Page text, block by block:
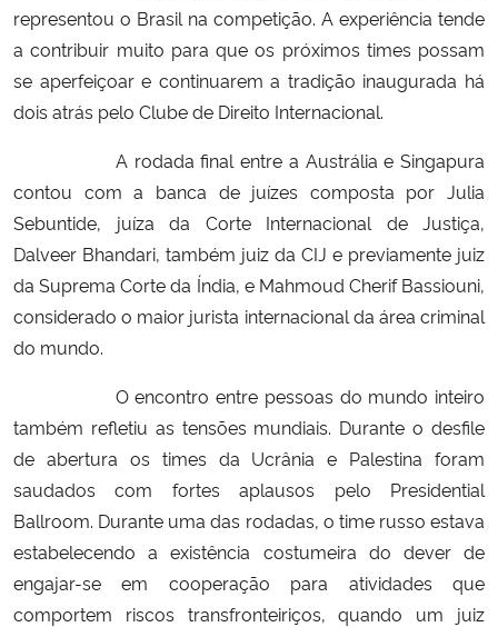
representou o Brasil na competição. A experiência tende
a contribuir muito para que os próximos times possam
se aperfeiçoar e continuarem a tradição inaugurada há
dois atrás pelo Clube de Direito Internacional.
A rodada final entre a Austrália e Singapura
contou com a banca de juízes composta por Julia
Sebuntide, juíza da Corte Internacional de Justiça,
Dalveer Bhandari, também juiz da CIJ e previamente juiz
da Suprema Corte da Índia, e Mahmoud Cherif Bassiouni,
considerado o maior jurista internacional da área criminal
do mundo.
O encontro entre pessoas do mundo inteiro
também refletiu as tensões mundiais. Durante o desfile
de abertura os times da Ucrânia e Palestina foram
saudados com fortes aplausos pelo Presidential
Ballroom. Durante uma das rodadas, o time russo estava
estabelecendo a existência costumeira do dever de
engajar-se em cooperação para atividades que
comportem riscos transfronteiriços, quando um juiz